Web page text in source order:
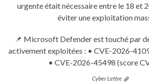
urgente était nécessaire entre le 18 et
éviter une exploitation
📌 Microsoft Defender est touché par
activement exploitées : • CVE-2026-
• CVE-2026-45498 (score
Cyber Lettre